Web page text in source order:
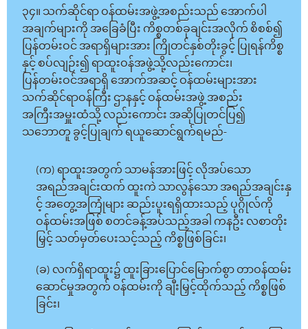
၃၄။ သက်ဆိုင်ရာ ဝန်ထမ်းအဖွဲ့အစည်းသည် အောက်ပါ
အချက်များကို အခြေခံပြီး ကိစ္စတစ်ခုချင်းအလိုက် စိစစ်၍
ပြန်တမ်းဝင် အရာရှိများအား ကြိုတင်နှစ်တိုးခွင့် ပြုရန်ကိစ္စ
နှင့် စပ်လျဉ်း၍ ရာထူးဝန်အဖွဲ့သို့လည်းကောင်း၊
ပြန်တမ်းဝင်အရာရှိ အောက်အဆင့် ဝန်ထမ်းများအား
သက်ဆိုင်ရာဝန်ကြီး ဌာနနှင့် ဝန်ထမ်းအဖွဲ့ အစည်း
အကြီးအမှူးထံသို့ လည်းကောင်း အဆိုပြုတင်ပြ၍
သဘောတူ ခွင့်ပြုချက် ရယူဆောင်ရွက်ရမည်-
(က) ရာထူးအတွက် သာမန်အားဖြင့် လိုအပ်သော
အရည်အချင်းထက် ထူးကဲ သာလွန်သော အရည်အချင်းနှ
င့် အတွေ့အကြုံများ ဆည်းပူးရရှိထားသည့် ပုဂ္ဂိုလ်ကို
ဝန်ထမ်းအဖြစ် စတင်ခန့်အပ်သည့်အခါ ကနဦး လစာတိုး
မြှင့် သတ်မှတ်ပေးသင့်သည့် ကိစ္စဖြစ်ခြင်း၊
(ခ) လက်ရှိရာထူး၌ ထူးခြားပြောင်မြောက်စွာ တာဝန်ထမ်း
ဆောင်မှုအတွက် ဝန်ထမ်းကို ချီးမြှင့်ထိုက်သည့် ကိစ္စဖြစ်
ခြင်း၊